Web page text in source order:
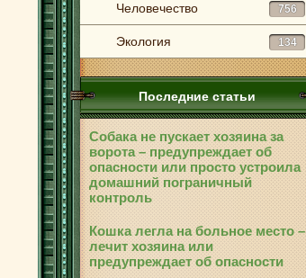
Человечество 756
Экология 134
Последние статьи
Собака не пускает хозяина за
ворота – предупреждает об
опасности или просто устроила
домашний пограничный
контроль
Кошка легла на больное место –
лечит хозяина или
предупреждает об опасности